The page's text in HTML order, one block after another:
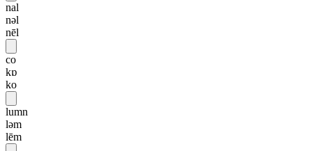
nal
nəl
nēl
co
kɒ
ko
lumn
ləm
lēm